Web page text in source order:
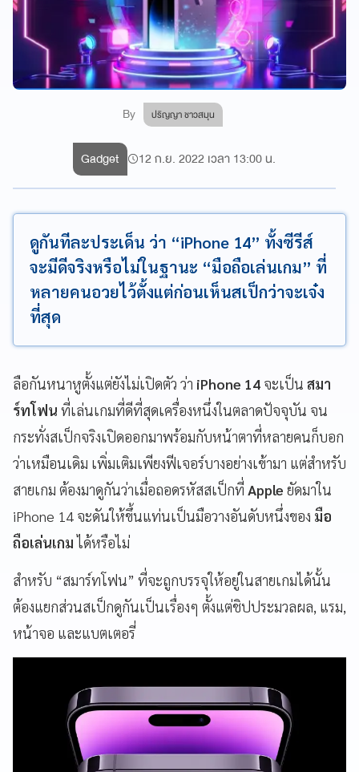
By ปริญญา ชาวสมุน
Gadget 12 ก.ย. 2022 เวลา 13:00 น.
ดูกันทีละประเด็น ว่า “iPhone 14” ทั้งซีรีส์
จะมีดีจริงหรือไม่ในฐานะ “มือถือเล่นเกม” ที่
หลายคนอวยไว้ตั้งแต่ก่อนเห็นสเป็กว่าจะเจ๋ง
ที่สุด
ลือกันหนาหูตั้งแต่ยังไม่เปิดตัว ว่า iPhone 14 จะเป็น สมา
ร์ทโฟน ที่เล่นเกมที่ดีที่สุดเครื่องหนึ่งในตลาดปัจจุบัน จน
กระทั่งสเป็กจริงเปิดออกมาพร้อมกับหน้าตาที่หลายคนก็บอก
ว่าเหมือนเดิม เพิ่มเติมเพียงฟีเจอร์บางอย่างเข้ามา แต่สำหรับ
สายเกม ต้องมาดูกันว่าเมื่อถอดรหัสสเป็กที่ Apple ยัดมาใน
iPhone 14 จะดันให้ขึ้นแท่นเป็นมือวางอันดับหนึ่งของ มือ
ถือเล่นเกมได้หรือไม่
สำหรับ “สมาร์ทโฟน” ที่จะถูกบรรจุให้อยู่ในสายเกมได้นั้น
ต้องแยกส่วนสเป็กดูกันเป็นเรื่องๆ ตั้งแต่ชิปประมวลผล, แรม,
หน้าจอ และแบตเตอรี่